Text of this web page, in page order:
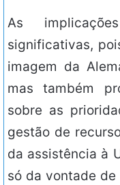
As
significativas,
imagem da
mas também
sobre as
gestão de
da assistência à
só da vontade